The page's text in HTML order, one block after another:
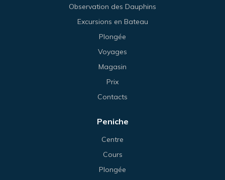
Observation des Dauphins
Excursions en Bateau
Plongée
Voyages
Magasin
Prix
Contacts
Peniche
Centre
Cours
Plongée